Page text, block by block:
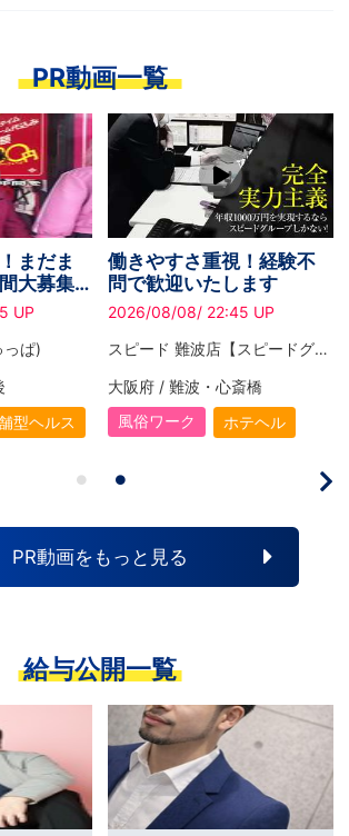
PR動画一覧
まだま
大募集
UP
ぱ)
型ヘルス
働きやすさ重視！経験不
問で歓迎いたします
2026/08/08/ 22:45 UP
スピード 難波店【スピードグループ】
大阪府 / 難波・心斎橋
風俗ワーク
ホテヘル
PR動画をもっと見る
給与公開一覧